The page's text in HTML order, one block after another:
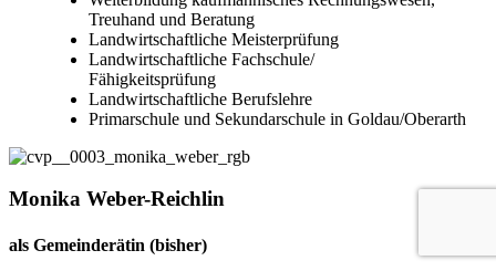
Treuhand und Beratung
Landwirtschaftliche Meisterprüfung
Landwirtschaftliche Fachschule/
Fähigkeitsprüfung
Landwirtschaftliche Berufslehre
Primarschule und Sekundarschule in Goldau/Oberarth
Monika Weber-Reichlin
als Gemeinderätin (bisher)